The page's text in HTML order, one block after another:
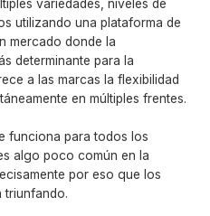
variedades, niveles de
utilizando una plataforma de
mercado donde la
determinante para la
a las marcas la flexibilidad
en múltiples frentes.
funciona para todos los
algo poco común en la
por eso que los
triunfando.